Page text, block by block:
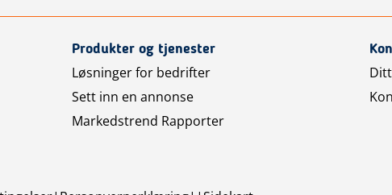
Produkter og tjenester
Løsninger for bedrifter
Sett inn en annonse
Markedstrend Rapporter